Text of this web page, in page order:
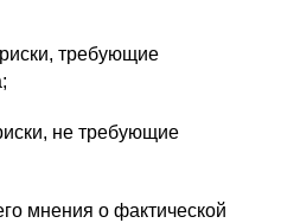
требующие
не требующие
мнения о фактической